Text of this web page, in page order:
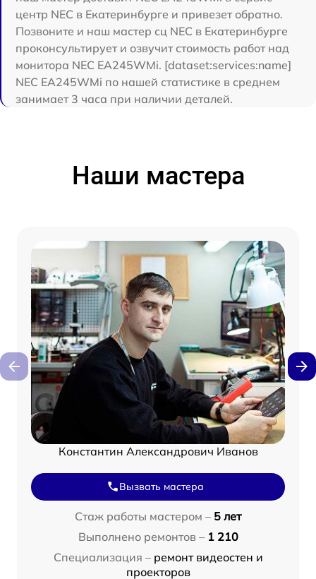
центр NEC в Екатеринбурге и привезет обратно.
Позвоните и наш мастер сц NEC в Екатеринбурге
проконсультирует и озвучит стоимость работ над
монитора NEC EA245WMi. [dataset:services:name]
NEC EA245WMi по нашей статистике в среднем
занимает 3 часа при наличии деталей.
Наши мастера
Константин Александрович Иванов
Вызвать мастера
Стаж работы мастером – 5 лет
Выполнено ремонтов – 1 210
Специализация – ремонт видеостен и
проекторов